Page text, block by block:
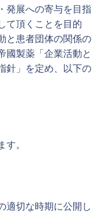
発展への寄与を目指
て頂くことを目的
と患者団体の関係の
國製薬「企業活動と
針」を定め、以下の
す。
適切な時期に公開し